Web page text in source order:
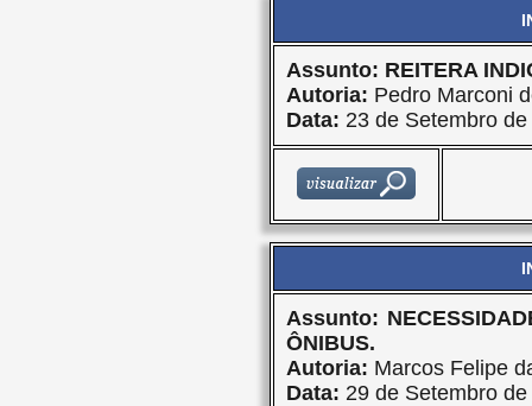
Assunto: REITERA
Autoria: Pedro Marconi
Data: 23 de Setembro de
Assunto:
ÔNIBUS.
Autoria: Marcos Felipe
Data: 29 de Setembro de